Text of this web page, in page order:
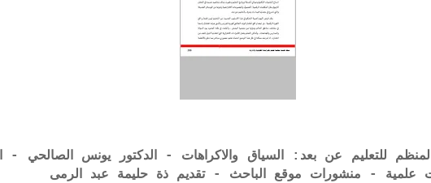
علمية - منشورات موقع الباحث - تقديم ذة حليمة عبد الرمى